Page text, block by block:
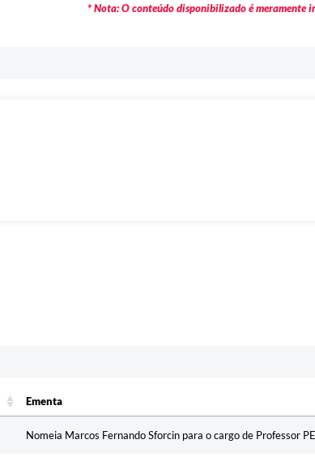
* Nota: O conteúdo disponibilizado é
Ementa
Nomeia Marcos Fernando Sforcin para o cargo de Professor